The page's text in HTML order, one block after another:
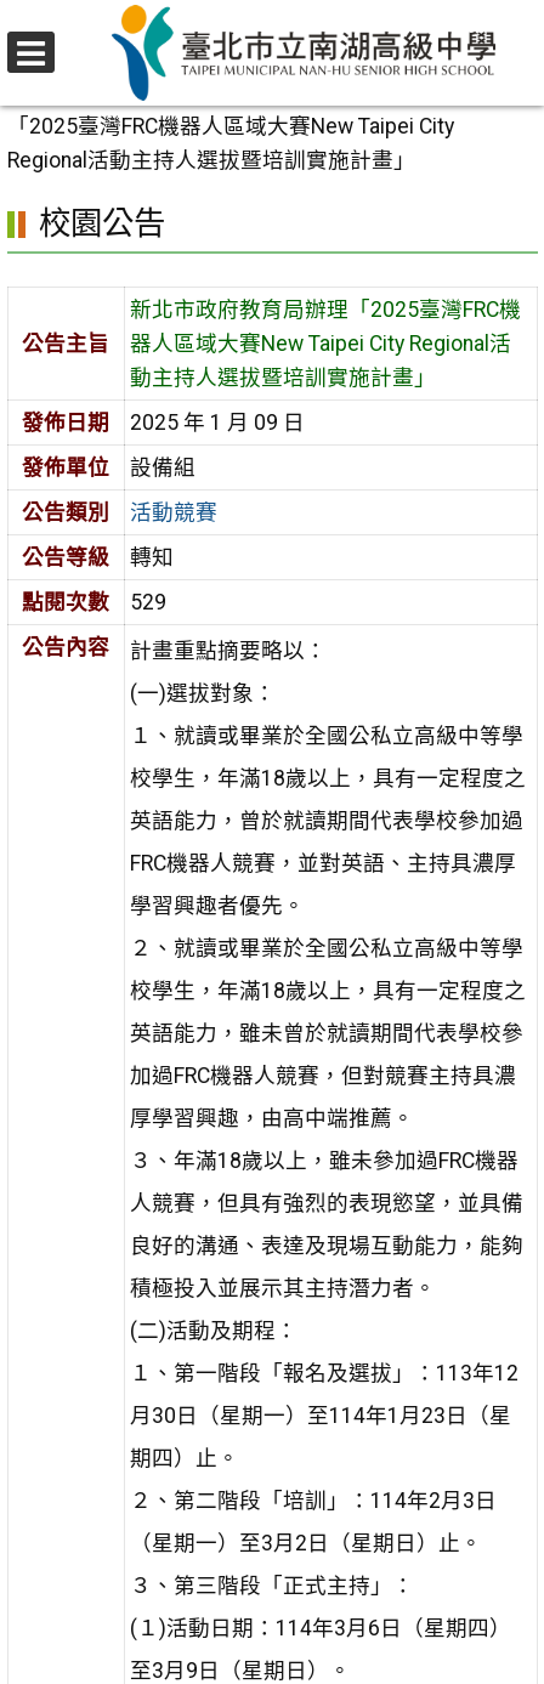
至
內
校園公告
「2025臺灣FRC機器人區域大賽New Taipei City
Regional活動主持人選拔暨培訓實施計畫」
校園公告
公告主旨
新北市政府教育局辦理「2025臺灣FRC機
器人區域大賽New Taipei City Regional活
動主持人選拔暨培訓實施計畫」
發佈日期
2025 年 1 月 09 日
發佈單位
設備組
公告類別
活動競賽
公告等級
轉知
點閱次數
529
公告內容
計畫重點摘要略以：
(一)選拔對象：
１、就讀或畢業於全國公私立高級中等學
校學生，年滿18歲以上，具有一定程度之
英語能力，曾於就讀期間代表學校參加過
FRC機器人競賽，並對英語、主持具濃厚
學習興趣者優先。
２、就讀或畢業於全國公私立高級中等學
校學生，年滿18歲以上，具有一定程度之
英語能力，雖未曾於就讀期間代表學校參
加過FRC機器人競賽，但對競賽主持具濃
厚學習興趣，由高中端推薦。
３、年滿18歲以上，雖未參加過FRC機器
人競賽，但具有強烈的表現慾望，並具備
良好的溝通、表達及現場互動能力，能夠
積極投入並展示其主持潛力者。
(二)活動及期程：
１、第一階段「報名及選拔」：113年12
月30日（星期一）至114年1月23日（星
期四）止。
２、第二階段「培訓」：114年2月3日
（星期一）至3月2日（星期日）止。
３、第三階段「正式主持」：
(１)活動日期：114年3月6日（星期四）
至3月9日（星期日）。
選
單